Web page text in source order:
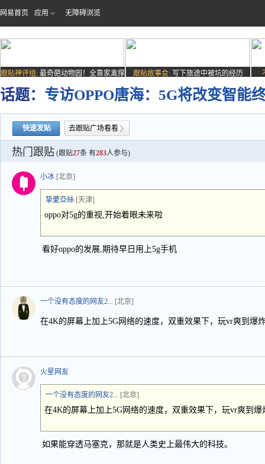
网易首页 应用 无障碍浏览
跟贴神评组: 最奇葩动物园！全靠家禽撑
场子
跟贴故事会: 写下旅途中被坑的经历
话题： 专访OPPO唐海：5G将改变智能
快速发贴 去跟贴广场看看
热门跟贴 (跟贴27条 有283人参与)
小冰 [北京]
挚薆亞絲 [天津]
oppo对5g的重视,开始着眼未来啦
看好oppo的发展,期待早日用上5g手机
一个没有态度的网友2... [北京]
在4K的屏幕上加上5G网络的速度，双重效果下，玩vr爽到爆
火星网友
一个没有态度的网友2... [北京]
在4K的屏幕上加上5G网络的速度，双重效果下，玩vr爽到爆
如果能穿透马塞克，那就是人类史上最伟大的科技。